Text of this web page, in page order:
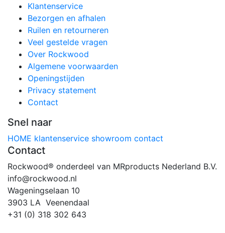
Klantenservice
Bezorgen en afhalen
Ruilen en retourneren
Veel gestelde vragen
Over Rockwood
Algemene voorwaarden
Openingstijden
Privacy statement
Contact
Snel naar
HOME klantenservice showroom contact
Contact
Rockwood® onderdeel van MRproducts Nederland B.V.
info@rockwood.nl
Wageningselaan 10
3903 LA Veenendaal
+31 (0) 318 302 643